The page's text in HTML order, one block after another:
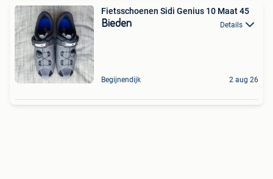
Fietsschoenen Sidi Genius 10 Maat 45
Bieden Details
Begijnendijk 2 aug 26